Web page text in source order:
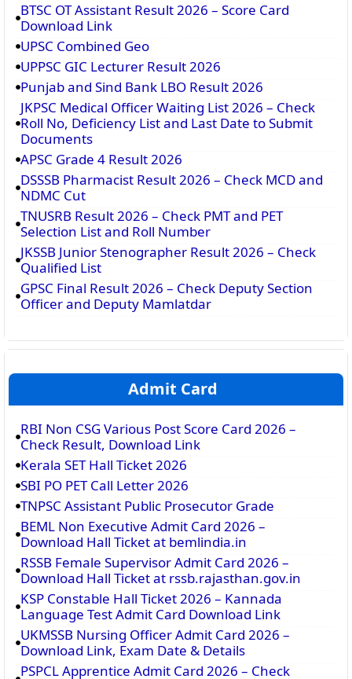
BTSC OT Assistant Result 2026 – Score Card
Download Link
UPSC Combined Geo
UPPSC GIC Lecturer Result 2026
Punjab and Sind Bank LBO Result 2026
JKPSC Medical Officer Waiting List 2026 – Check
Roll No, Deficiency List and Last Date to Submit
Documents
APSC Grade 4 Result 2026
DSSSB Pharmacist Result 2026 – Check MCD and
NDMC Cut
TNUSRB Result 2026 – Check PMT and PET
Selection List and Roll Number
JKSSB Junior Stenographer Result 2026 – Check
Qualified List
GPSC Final Result 2026 – Check Deputy Section
Officer and Deputy Mamlatdar
Admit Card
RBI Non CSG Various Post Score Card 2026 –
Check Result, Download Link
Kerala SET Hall Ticket 2026
SBI PO PET Call Letter 2026
TNPSC Assistant Public Prosecutor Grade
BEML Non Executive Admit Card 2026 –
Download Hall Ticket at bemlindia.in
RSSB Female Supervisor Admit Card 2026 –
Download Hall Ticket at rssb.rajasthan.gov.in
KSP Constable Hall Ticket 2026 – Kannada
Language Test Admit Card Download Link
UKMSSB Nursing Officer Admit Card 2026 –
Download Link, Exam Date & Details
PSPCL Apprentice Admit Card 2026 – Check